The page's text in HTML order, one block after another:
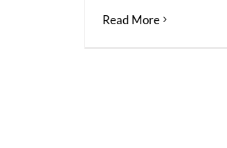
Read More